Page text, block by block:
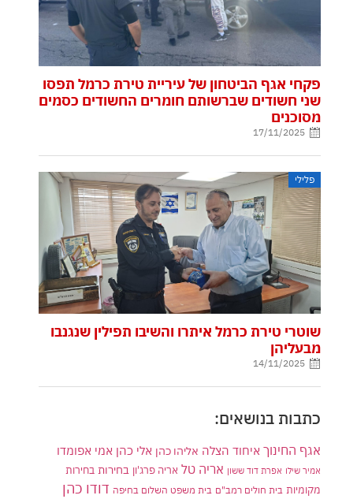
פקחי אגף הביטחון של עיריית טירת כרמל תפסו
שני חשודים שברשותם חומרים החשודים כסמים
מסוכנים
17/11/2025
פלילי
שוטרי טירת כרמל איתרו והשיבו תפילין שנגנבו
מבעליהן
14/11/2025
כתבות בנושאים:
אגף החינוך איחוד הצלה אליהו כהן אלי כהן אמי אפומדו
אמיר שילו אפרת דוד ששון אריה טל אריה פרג'ון בחירות בחירות
מקומיות בית חולים רמב"ם בית משפט השלום בחיפה דודו כהן